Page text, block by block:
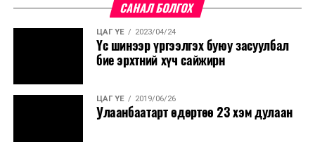
САНАЛ БОЛГОХ
ЦАГ ҮЕ 2023/04/24
Үс шинээр үргээлгэх буюу засуулбал
бие эрхтний хүч сайжирн
ЦАГ ҮЕ 2019/06/26
Улаанбаатарт өдөртөө 23 хэм дулаан